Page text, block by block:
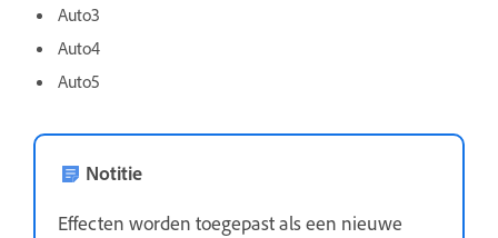
Auto3
Auto4
Auto5
Notitie
Effecten worden toegepast als een nieuwe